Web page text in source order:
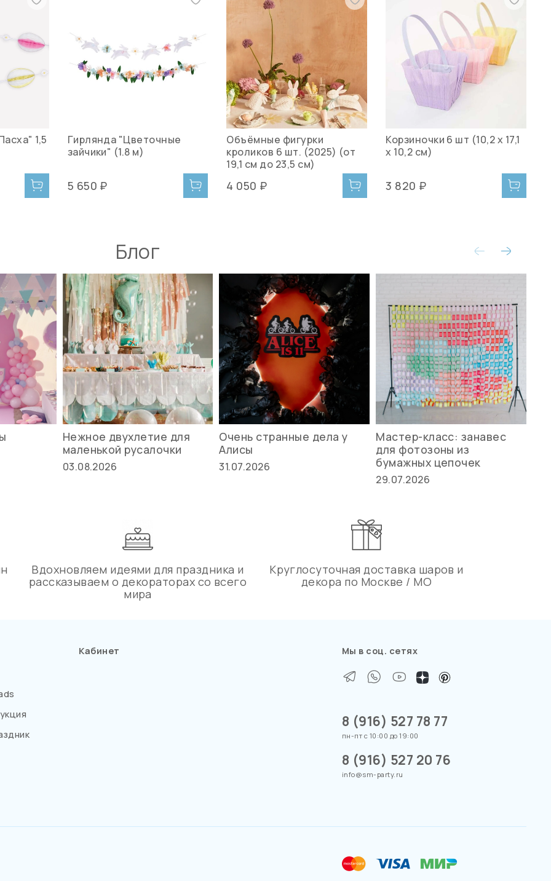
1,5
Гирлянда "Цветочные
зайчики" (1.8 м)
5 650 ₽
Объёмные фигурки
кроликов 6 шт. (2025) (от
19,1 см до 23,5 см)
4 050 ₽
Корзиночки 6 шт (10,2 х 17,1
х 10,2 см)
3 820 ₽
Блог
Нежное двухлетие для
маленькой русалочки
03.08.2026
Очень странные дела у
Алисы
31.07.2026
Мастер-класс: занавес
для фотозоны из
бумажных цепочек
29.07.2026
Вдохновляем идеями для праздника и
рассказываем о декораторах со всего
мира
Круглосуточная доставка шаров и
декора по Москве / МО
Кабинет Мы в соц. сетях
8 (916) 527 78 77
пн-пт с 10:00 до 19:00
8 (916) 527 20 76
info@sm-party.ru